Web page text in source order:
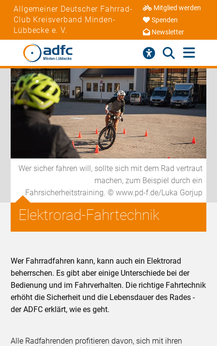
Allgemeiner Deutscher Fahrrad-
Club Kreisverband Minden-
Lübbecke e. V.
Mitglied werden
Spenden
Newsletter
Wer sicher fahren will, sollte sich mit dem Rad vertraut
machen, zum Beispiel durch ein
Fahrsicherheitstraining. © www.pd-f.de/Luka Gorjup
Elektrorad-Fahrtechnik
Wer Fahrradfahren kann, kann auch ein Elektrorad
beherrschen. Es gibt aber einige Unterschiede bei der
Bedienung und im Fahrverhalten. Die richtige Fahrtechnik
erhöht die Sicherheit und die Lebensdauer des Rades -
der ADFC erklärt, wie es geht.
Alle Radfahrenden profitieren davon, sich mit ihren